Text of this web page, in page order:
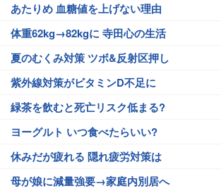
あたりめ 血糖値を上げない理由
体重62kg→82kgに 寺田心の生活
夏のむくみ対策 ツボ&反射区押し
紫外線対策がビタミンD不足に
緑茶を飲むと死亡リスク低まる?
ヨーグルト いつ食べたらいい?
休みだが疲れる 隠れ疲労対策は
母が娘に減量強要→家庭内別居へ